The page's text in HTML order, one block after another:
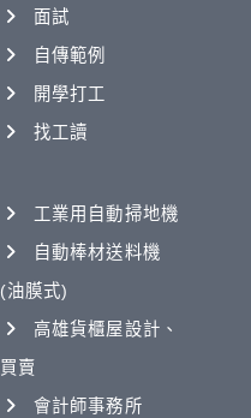
面試
自傳範例
開學打工
找工讀
工業用自動掃地機
自動棒材送料機
(油膜式)
高雄貨櫃屋設計、
買賣
會計師事務所